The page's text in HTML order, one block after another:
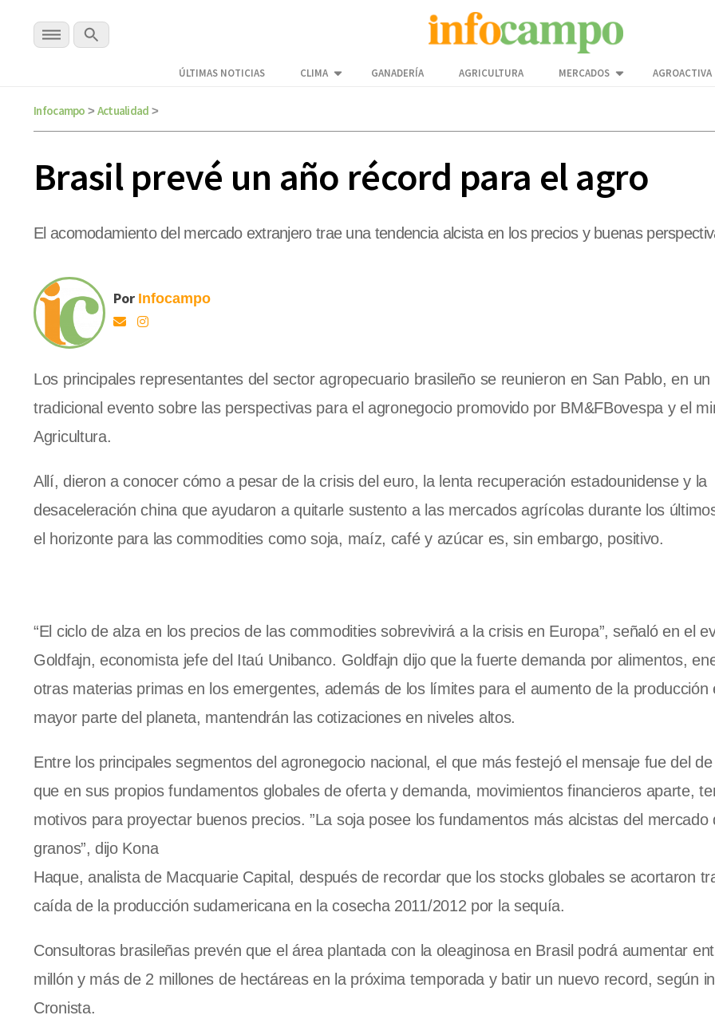
ÚLTIMAS NOTICIAS CLIMA GANADERÍA AGRICULTURA MERCADOS AGROACTIVA
Infocampo > Actualidad >
Brasil prevé un año récord para el agro
El acomodamiento del mercado extranjero trae una tendencia alcista en los precios y buenas
Por Infocampo
Los principales representantes del sector agropecuario brasileño se reunieron en San Pablo, en un
tradicional evento sobre las perspectivas para el agronegocio promovido por BM&FBovespa y el
Agricultura.
Allí, dieron a conocer cómo a pesar de la crisis del euro, la lenta recuperación estadounidense y la
desaceleración china que ayudaron a quitarle sustento a las mercados agrícolas durante los
el horizonte para las commodities como soja, maíz, café y azúcar es, sin embargo, positivo.
“El ciclo de alza en los precios de las commodities sobrevivirá a la crisis en Europa”, señaló en el
Goldfajn, economista jefe del Itaú Unibanco. Goldfajn dijo que la fuerte demanda por alimentos,
otras materias primas en los emergentes, además de los límites para el aumento de la producción
mayor parte del planeta, mantendrán las cotizaciones en niveles altos.
Entre los principales segmentos del agronegocio nacional, el que más festejó el mensaje fue del
que en sus propios fundamentos globales de oferta y demanda, movimientos financieros aparte,
motivos para proyectar buenos precios. ”La soja posee los fundamentos más alcistas del mercado
granos”, dijo Kona
Haque, analista de Macquarie Capital, después de recordar que los stocks globales se acortaron
caída de la producción sudamericana en la cosecha 2011/2012 por la sequía.
Consultoras brasileñas prevén que el área plantada con la oleaginosa en Brasil podrá aumentar
millón y más de 2 millones de hectáreas en la próxima temporada y batir un nuevo record, según
Cronista.